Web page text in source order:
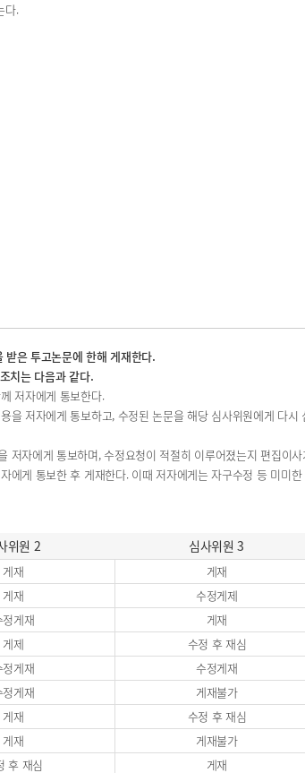
다.
받은 투고논문에 한해 게재한다.
치는 다음과 같다.
저자에게 통보한다.
저자에게 통보하고, 수정된 논문을 해당 심사위원에게 다시
저자에게 통보하며, 수정요청이 적절히 이루어졌는지 편집이
에게 통보한 후 게재한다. 이때 저자에게는 자구수정 등 미미
위원 2 심사위원 3
게재 게재
게재
수정게제
정게재 게재
게제
수정 후 재심
정게재
수정게재
정게재
게재불가
게재
수정 후 재심
게재
게재불가
후 재심 게재